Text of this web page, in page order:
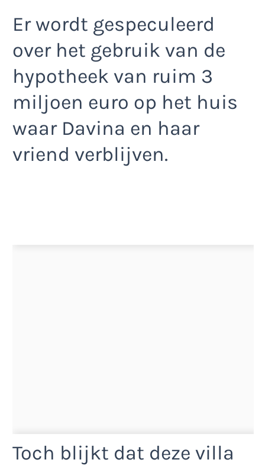
Er wordt gespeculeerd
over het gebruik van de
hypotheek van ruim 3
miljoen euro op het huis
waar Davina en haar
vriend verblijven.
Toch blijkt dat deze villa